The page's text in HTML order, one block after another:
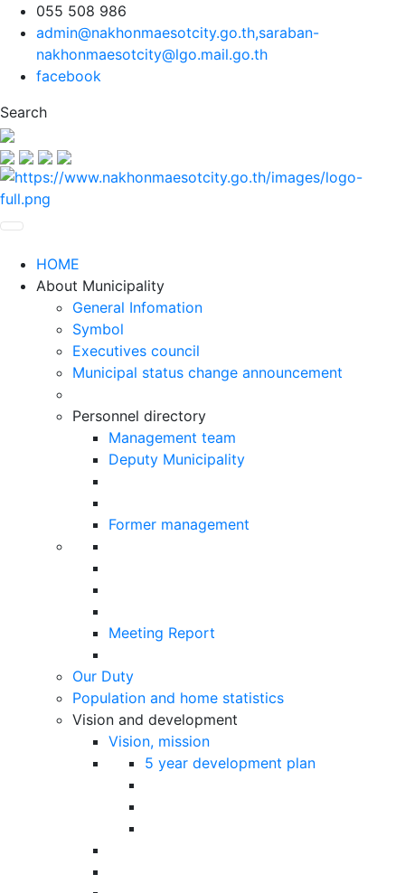
055 508 986
admin@nakhonmaesotcity.go.th,saraban-
nakhonmaesotcity@lgo.mail.go.th
facebook
Search
HOME
About Municipality
General Infomation
Symbol
Executives council
Municipal status change announcement
Personnel directory
Management team
Deputy Municipality
Former management
Meeting Report
Our Duty
Population and home statistics
Vision and development
Vision, mission
5 year development plan